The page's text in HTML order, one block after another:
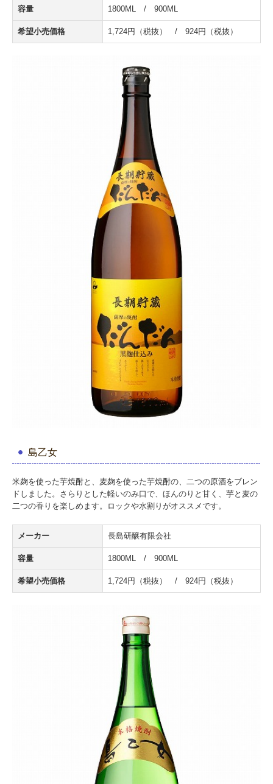
容量 1800ML / 900ML
希望小売価格 1,724円（税抜） / 924円（税抜）
島乙女
米麹を使った芋焼酎と、麦麹を使った芋焼酎の、二つの原酒をブレン
ドしました。さらりとした軽いのみ口で、ほんのりと甘く、芋と麦の
二つの香りを楽しめます。ロックや水割りがオススメです。
メーカー 長島研醸有限会社
容量 1800ML / 900ML
希望小売価格 1,724円（税抜） / 924円（税抜）